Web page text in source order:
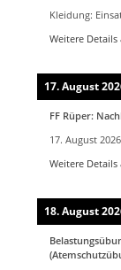
Kleidung:
Weitere Details
17. August
FF Rüper:
17. August 2026
Weitere Details
18. August